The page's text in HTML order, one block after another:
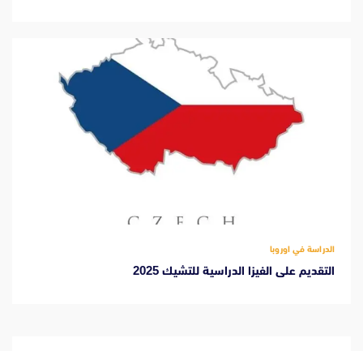
الدراسة في اوروبا
التقديم على الفيزا الدراسية للتشيك 2025